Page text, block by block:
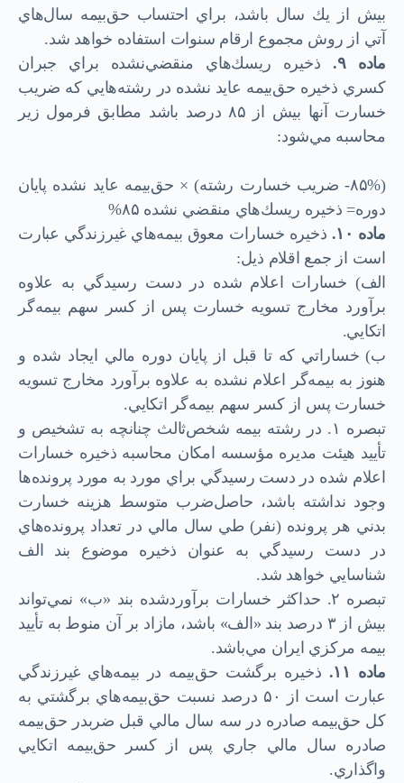
بيش از يك سال باشد، براي احتساب حق‌بيمه سال‌هاي
آتي از روش مجموع ارقام سنوات استفاده خواهد شد.
ماده۹.
ذخيره ريسك‌هاي منقضي‌نشده براي جبران
كسري ذخيره حق‌بيمه عايد نشده در رشته‌هايي كه ضريب
خسارت آنها بيش از ۸۵ درصد باشد مطابق فرمول زير
محاسبه مي‌شود:
(۸۵%- ضريب خسارت رشته) × حق‌بيمه عايد نشده پايان
دوره= ذخيره ريسك‌هاي منقضي نشده ۸۵%
ماده ۱۰. ذخيره خسارات معوق بيمه‌هاي غيرزندگي عبارت
است از جمع اقلام ذيل:
الف) خسارات اعلام شده در دست رسيدگي به علاوه
برآورد مخارج تسويه خسارت پس از كسر سهم بيمه‌گر
اتكايي.
ب) خساراتي كه تا قبل از پايان دوره مالي ايجاد شده و
هنوز به بيمه‌گر اعلام نشده به علاوه برآورد مخارج تسويه
خسارت پس از كسر سهم بيمه‌گر اتكايي.
تبصره ۱. در رشته بيمه شخص‌ثالث چنانچه به تشخيص و
تأييد هيئت ‌مديره مؤسسه امكان محاسبه ذخيره خسارات
اعلام شده در دست رسيدگي براي مورد به مورد پرونده‌ها
وجود نداشته باشد، حاصل‌ضرب متوسط هزينه خسارت
بدني هر پرونده (نفر) طي سال مالي در تعداد پرونده‌هاي
در دست رسيدگي به عنوان ذخيره موضوع بند الف
شناسايي خواهد شد.
تبصره ۲. حداكثر خسارات برآورد‌شده بند «ب» نمي‌تواند
بيش از ۳ درصد بند «الف» باشد، مازاد بر آن منوط به تأييد
بيمه مركزي ايران مي‌باشد.
ماده ۱۱.
ذخيره برگشت حق‌بيمه در بيمه‌هاي غيرزندگي
عبارت است از ۵۰ درصد نسبت حق‌بيمه‌هاي برگشتي به
كل حق‌بيمه صادره در سه ‌سال مالي قبل ضربدر حق‌بيمه
صادره سال مالي جاري پس از كسر حق‌بيمه اتكايي
واگذاري.